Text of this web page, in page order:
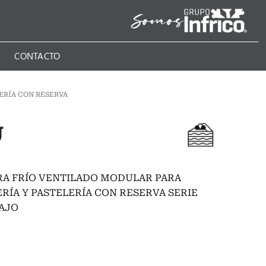
CONTACTO
CON RESERVA
FRÍO VENTILADO MODULAR PARA
Y PASTELERÍA CON RESERVA SERIE